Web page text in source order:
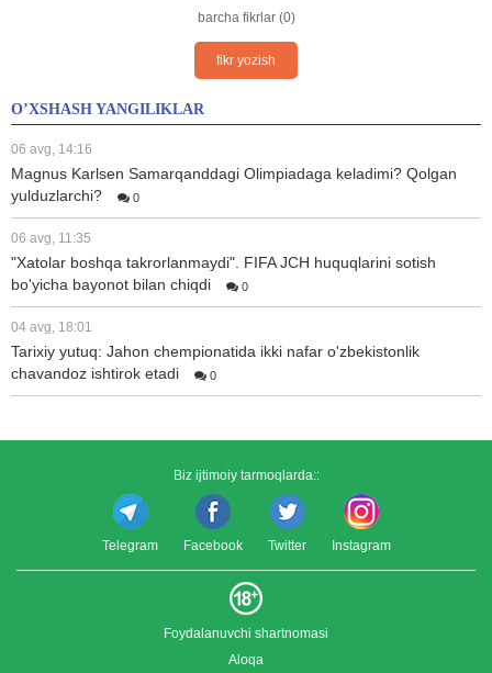
barcha fikrlar (0)
fikr yozish
O’XSHASH YANGILIKLAR
06 avg, 14:16
Magnus Karlsen Samarqanddagi Olimpiadaga keladimi? Qolgan
yulduzlarchi?
0
06 avg, 11:35
"Xatolar boshqa takrorlanmaydi". FIFA JCH huquqlarini sotish
bo'yicha bayonot bilan chiqdi
0
04 avg, 18:01
Tarixiy yutuq: Jahon chempionatida ikki nafar o'zbekistonlik
chavandoz ishtirok etadi
0
Biz ijtimoiy tarmoqlarda::
Telegram Facebook Twitter Instagram
Foydalanuvchi shartnomasi
Aloqa